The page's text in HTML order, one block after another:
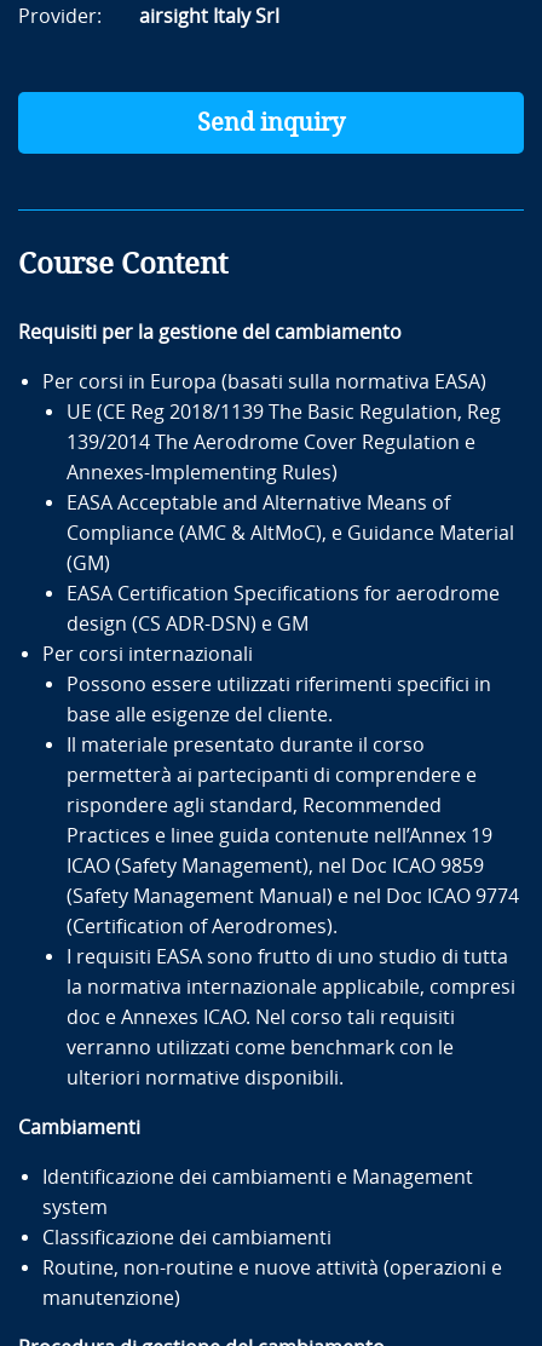
Provider: airsight Italy Srl
Send inquiry
Course Content
Requisiti per la gestione del cambiamento
Per corsi in Europa (basati sulla normativa EASA)
UE (CE Reg 2018/1139 The Basic Regulation, Reg
139/2014 The Aerodrome Cover Regulation e
Annexes-Implementing Rules)
EASA Acceptable and Alternative Means of
Compliance (AMC & AltMoC), e Guidance Material
(GM)
EASA Certification Specifications for aerodrome
design (CS ADR-DSN) e GM
Per corsi internazionali
Possono essere utilizzati riferimenti specifici in
base alle esigenze del cliente.
Il materiale presentato durante il corso
permetterà ai partecipanti di comprendere e
rispondere agli standard, Recommended
Practices e linee guida contenute nell’Annex 19
ICAO (Safety Management), nel Doc ICAO 9859
(Safety Management Manual) e nel Doc ICAO 9774
(Certification of Aerodromes).
I requisiti EASA sono frutto di uno studio di tutta
la normativa internazionale applicabile, compresi
doc e Annexes ICAO. Nel corso tali requisiti
verranno utilizzati come benchmark con le
ulteriori normative disponibili.
Cambiamenti
Identificazione dei cambiamenti e Management
system
Classificazione dei cambiamenti
Routine, non-routine e nuove attività (operazioni e
manutenzione)